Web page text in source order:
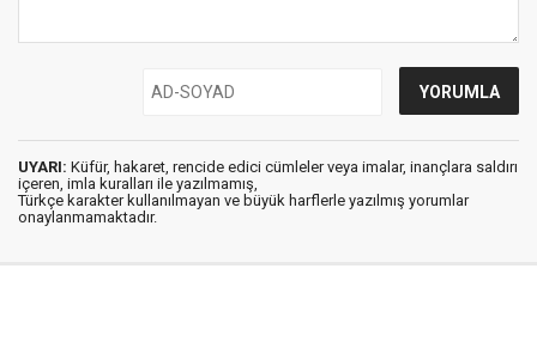
UYARI: Küfür, hakaret, rencide edici cümleler veya imalar, inançlara saldırı
içeren, imla kuralları ile yazılmamış,
Türkçe karakter kullanılmayan ve büyük harflerle yazılmış yorumlar
onaylanmamaktadır.